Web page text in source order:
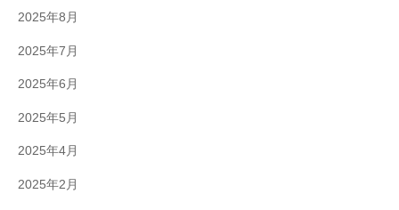
2025年8月
2025年7月
2025年6月
2025年5月
2025年4月
2025年2月